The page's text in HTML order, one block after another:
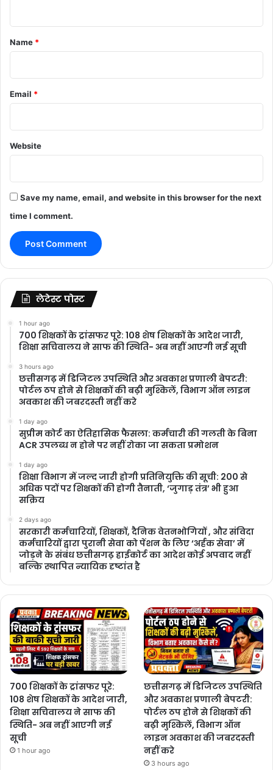
*
Name *
Email *
Website
Save my name, email, and website in this browser for the next
time I comment.
लेटेस्ट पोस्ट
1 hour ago
700 शिक्षकों के ट्रांसफर पूरे: 108 शेष शिक्षकों के आदेश जारी,
शिक्षा सचिवालय ने साफ की स्थिति- अब नहीं आएगी नई सूची
3 hours ago
छत्तीसगढ़ में डिजिटल उपस्थिति और अवकाश प्रणाली बेपटरी:
पोर्टल ठप होने से शिक्षकों की बढ़ी मुश्किलें, विभाग ऑन लाइन
अवकाश की जबरदस्ती नहीं करे
1 day ago
सुप्रीम कोर्ट का ऐतिहासिक फैसला: कर्मचारी की गलती के बिना
ACR उपलब्ध न होने पर नहीं रोका जा सकता प्रमोशन
1 day ago
शिक्षा विभाग में जल्द जारी होगी प्रतिनियुक्ति की सूची: 200 से
अधिक पदों पर शिक्षकों की होगी तैनाती, ‘जुगाड़ तंत्र’ भी हुआ
सक्रिय
2 days ago
सरकारी कर्मचारियों, शिक्षकों, दैनिक वेतनभोगियों , और संविदा
कर्मचारियों द्वारा पुरानी सेवा को पेंशन के लिए ‘अर्हक सेवा’ में
जोड़ने के संबंध छत्तीसगढ़ हाईकोर्ट का आदेश कोई अपवाद नहीं
बल्कि स्थापित न्यायिक दृष्टांत है
700 शिक्षकों के ट्रांसफर पूरे:
108 शेष शिक्षकों के आदेश जारी,
शिक्षा सचिवालय ने साफ की
स्थिति- अब नहीं आएगी नई
सूची
1 hour ago
छत्तीसगढ़ में डिजिटल उपस्थिति
और अवकाश प्रणाली बेपटरी:
पोर्टल ठप होने से शिक्षकों की
बढ़ी मुश्किलें, विभाग ऑन
लाइन अवकाश की जबरदस्ती
नहीं करे
3 hours ago